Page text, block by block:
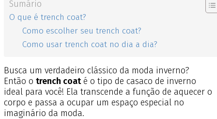
Sumário
O que é trench coat?
Como escolher seu trench coat?
Como usar trench coat no dia a dia?
Busca um verdadeiro clássico da moda inverno?
Então o trench coaté o tipo de casaco de inverno
ideal para você! Ela transcende a função de aquecer o
corpo e passa a ocupar um espaço especial no
imaginário da moda.